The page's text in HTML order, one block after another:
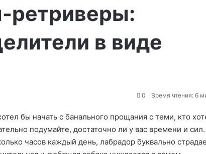
ретриверы:
в виде
0 Время чтения: 6
бы начать с банального прощания с теми, кто
подумайте, достаточно ли у вас времени и
часов каждый день, лабрадор буквально